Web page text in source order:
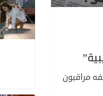
مراقبون